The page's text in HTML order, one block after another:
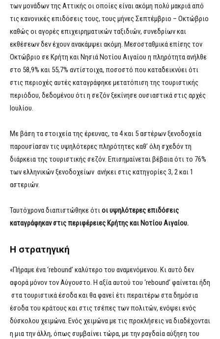
των μονάδων της Αττικής οι οποίες είναι ακόμη πολύ μακριά από
τις κανονικές επιδόσεις τους, τους μήνες Σεπτέμβριο – Οκτώβριο
καθώς οι αγορές επιχειρηματικών ταξιδιών, συνεδρίων και
εκθέσεων δεν έχουν ανακάμψει ακόμη. Μεσοσταθμικά επίσης τον
Οκτώβριο σε Κρήτη και Νησιά Νοτίου Αιγαίου η πληρότητα ανήλθε
στο 58,9% και 55,7% αντίστοιχα, ποσοστό που καταδεικνύει ότι
στις περιοχές αυτές καταγράφηκε μετατόπιση της τουριστικής
περιόδου, δεδομένου ότι η σεζόν ξεκίνησε ουσιαστικά στις αρχές
Ιουλίου.
Με βάση τα στοιχεία της έρευνας, τα 4 και 5 αστέρων ξενοδοχεία
παρουσίασαν τις υψηλότερες πληρότητες καθ’ όλη σχεδόν τη
διάρκεια της τουριστικής σεζόν. Επισημαίνεται βέβαια ότι το 76%
των ελληνικών ξενοδοχείων ανήκει στις κατηγορίες 3, 2 και 1
αστεριών.
Ταυτόχρονα διαπιστώθηκε ότιοι υψηλότερες επιδόσεις
καταγράφηκαν στις περιφέρειες Κρήτης και Νοτίου Αιγαίου.
Η στρατηγική
«Πήραμε ένα ‘rebound’ καλύτερο του αναμενόμενου. Κι αυτό δεν
αφορά μόνον τον Αύγουστο. Η αξία αυτού του ‘rebound’ φαίνεται ήδη
στα τουριστικά έσοδα και θα φανεί έτι περαιτέρω στα δημόσια
έσοδα του κράτους και στις τσέπες των πολιτών, ενόψει ενός
δύσκολου χειμώνα. Ενός χειμώνα με τις προκλήσεις να διαδέχονται
η μια την άλλη, όπως συμβαίνει τώρα, με την ραγδαία αύξηση του